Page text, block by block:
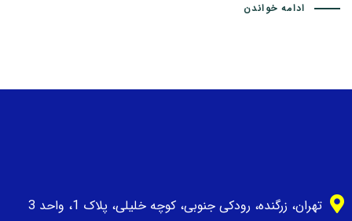
ادامه خواندن
تهران، زرگنده، رودکی جنوبی، کوچه خلیلی، پلاک 1، واحد 3